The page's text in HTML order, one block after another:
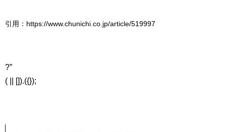
引用：https://www.chunichi.co.jp/article/519997
?”
( || []).({});